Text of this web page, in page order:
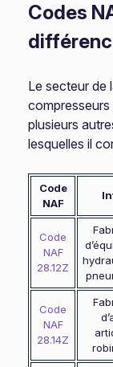
Codes
Le secteur de
plusieurs
lesquelles il
Code
NAF
Code
NAF
28.12Z
Code
NAF
28.14Z